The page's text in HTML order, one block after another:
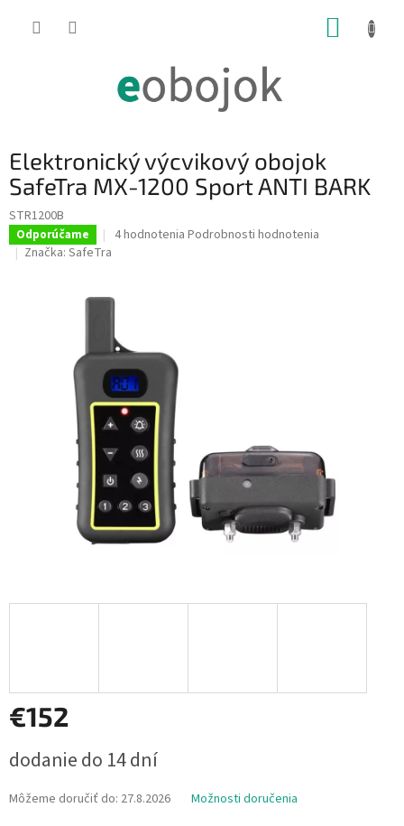
Elektronický výcvikový obojok
SafeTra MX-1200 Sport ANTI BARK
STR1200B
Odporúčame
Priemerné
4,5
5
hviezdičiek.
4 hodnotenia Podrobnosti hodnotenia
Značka: SafeTra
€152
cena:
dodanie do 14 dní
Môžeme doručiť do: 27.8.2026 Možnosti doručenia